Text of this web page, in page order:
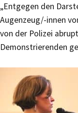
„Entgegen den
Augenzeug/-innen
von der Polizei
Demonstrierenden